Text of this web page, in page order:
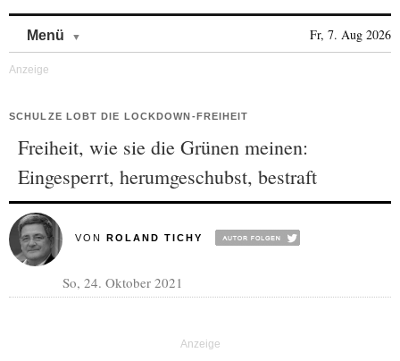
Menü Fr, 7. Aug 2026
SCHULZE LOBT DIE LOCKDOWN-FREIHEIT
Freiheit, wie sie die Grünen meinen:
Eingesperrt, herumgeschubst, bestraft
VON ROLAND TICHY
So, 24. Oktober 2021